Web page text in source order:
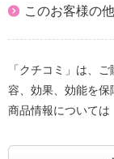
このお客様の
「クチコミ」は、
容、効果、効能を保
商品情報については